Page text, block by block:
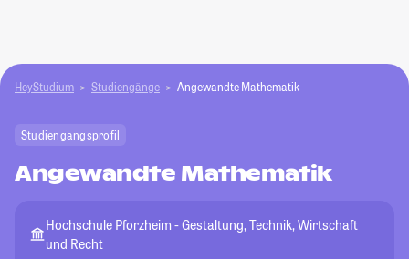
HeyStudium Studiengänge Angewandte Mathematik
Studiengangsprofil
Angewandte Mathematik
Hochschule Pforzheim - Gestaltung, Technik, Wirtschaft
und Recht